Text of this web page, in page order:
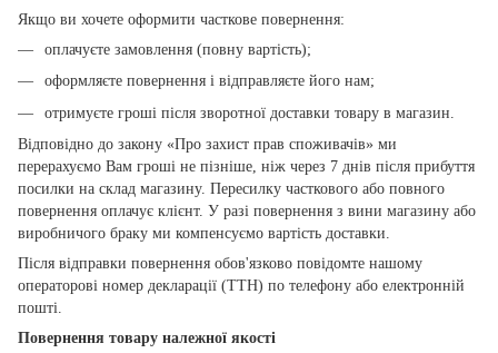
Якщо ви хочете оформити часткове повернення:
оплачуєте замовлення (повну вартість);
оформляєте повернення і відправляєте його нам;
отримуєте гроші після зворотної доставки товару в магазин.
Відповідно до закону «Про захист прав споживачів» ми
перерахуємо Вам гроші не пізніше, ніж через 7 днів після прибуття
посилки на склад магазину. Пересилку часткового або повного
повернення оплачує клієнт. У разі повернення з вини магазину або
виробничого браку ми компенсуємо вартість доставки.
Після відправки повернення обов'язково повідомте нашому
операторові номер декларації (ТТН) по телефону або електронній
пошті.
Повернення товару належної якості